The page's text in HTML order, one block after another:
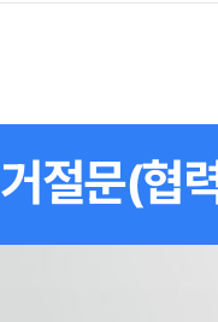
거절문(협